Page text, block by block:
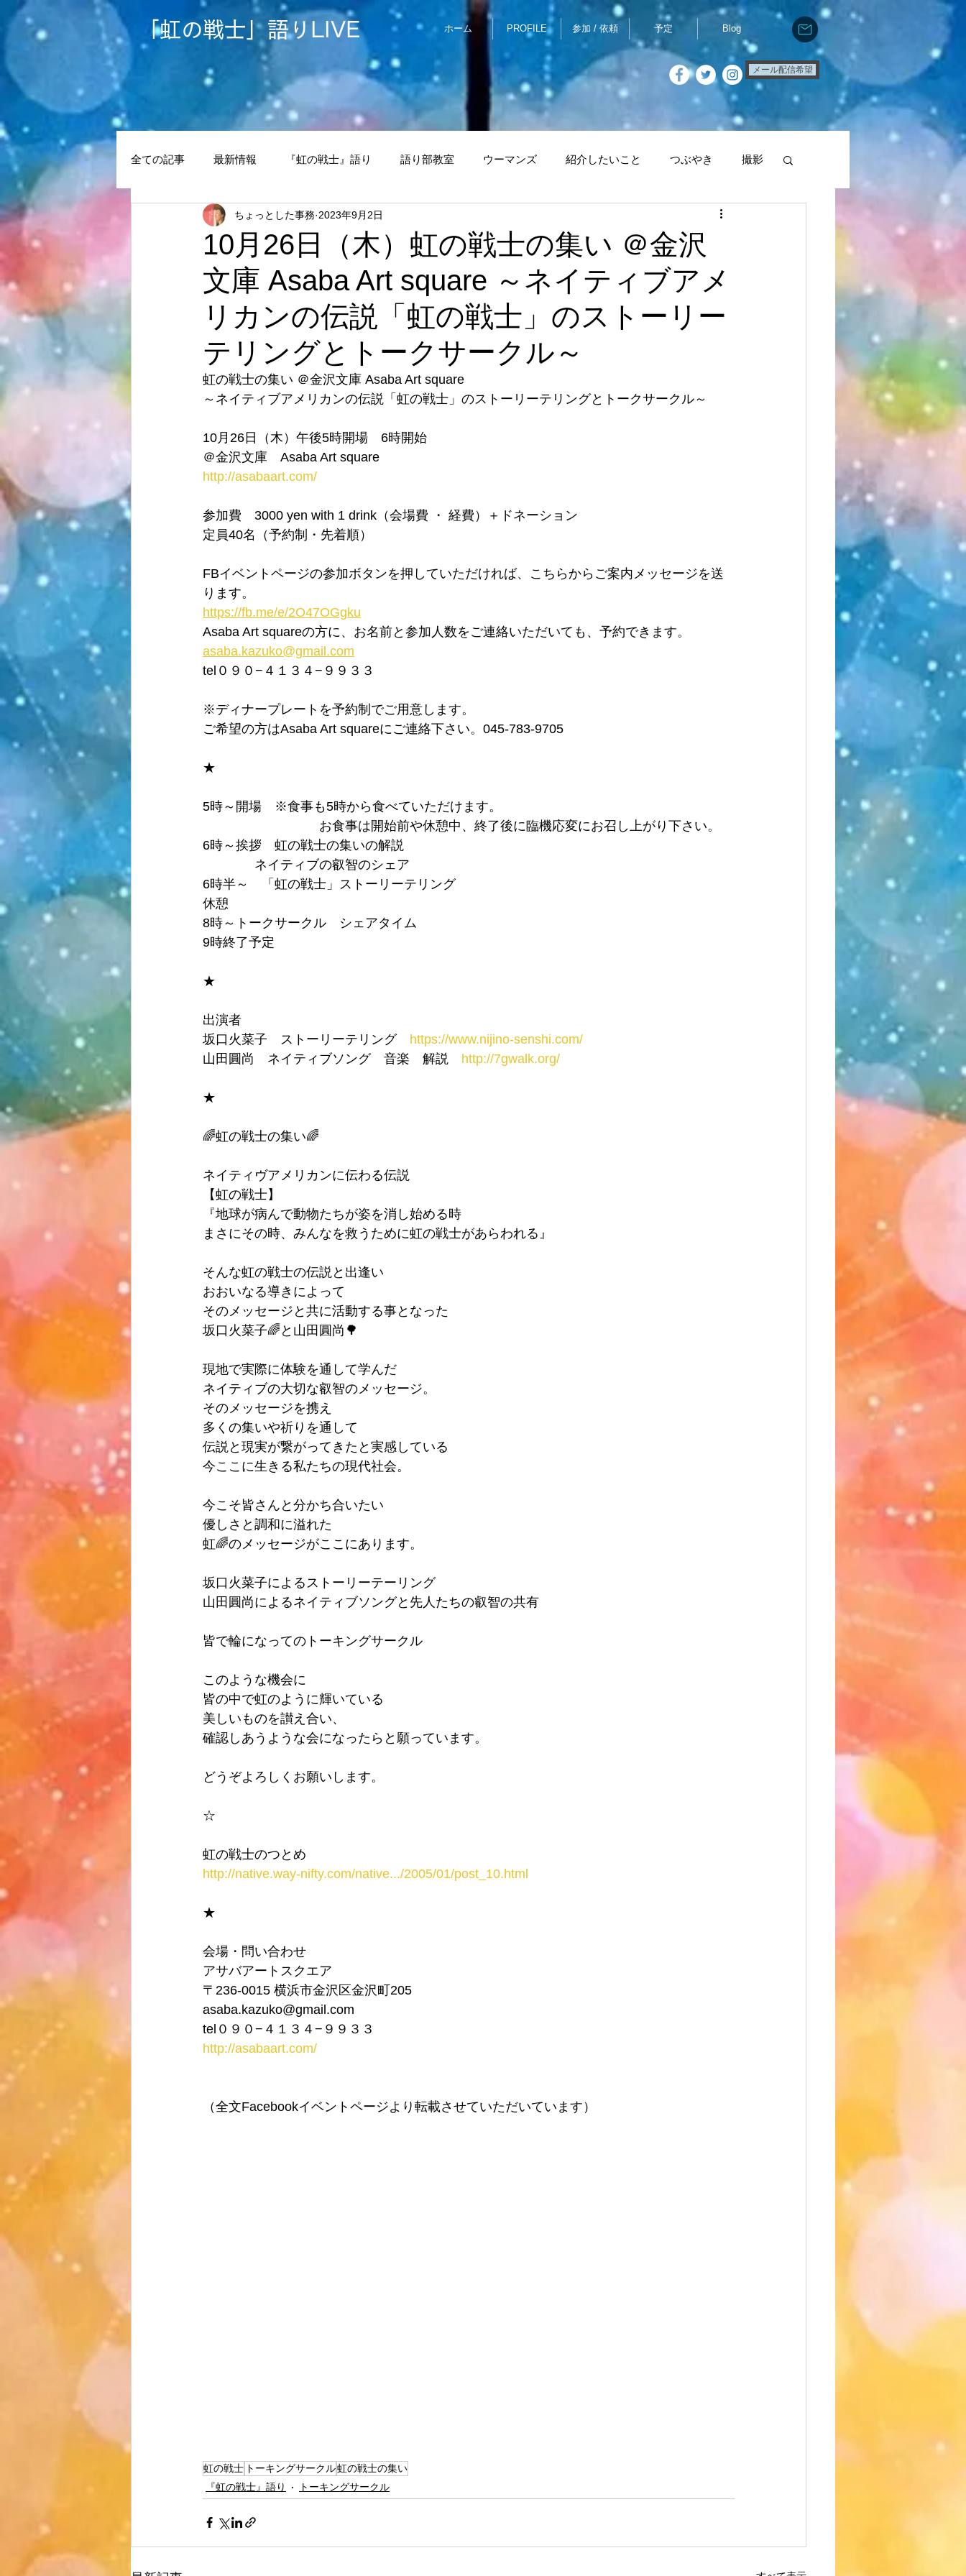
ホーム PROFILE 参加 / 依頼 予定 Blog
​「虹の戦士」語りLIVE
メール配信希望
全ての記事 最新情報 『虹の戦士』語り 語り部教室 ウーマンズ 紹介したいこと つぶやき 撮影
トーキングサークル ちょっとしたCAFE
虹の戦士の環 センソリーMove with Voice
10月26日（木）虹の戦士の集い ＠金沢
文庫 Asaba Art square ～ネイティブアメ
リカンの伝説「虹の戦士」のストーリー
テリングとトークサークル～
ちょっとした事務 2023年9月2日
虹の戦士の集い ＠金沢文庫 Asaba Art square
～ネイティブアメリカンの伝説「虹の戦士」のストーリーテリングとトークサークル～
10月26日（木）午後5時開場　6時開始
＠金沢文庫　Asaba Art square
http://asabaart.com/
参加費　3000 yen with 1 drink（会場費 ・ 経費）＋ドネーション
定員40名（予約制・先着順）
FBイベントページの参加ボタンを押していただければ、こちらからご案内メッセージを送
ります。
https://fb.me/e/2O47OGgku
Asaba Art squareの方に、お名前と参加人数をご連絡いただいても、予約できます。
asaba.kazuko@gmail.com
tel０９０−４１３４−９９３３
※ディナープレートを予約制でご用意します。
ご希望の方はAsaba Art squareにご連絡下さい。045-783-9705
★
5時～開場　※食事も5時から食べていただけます。
お食事は開始前や休憩中、終了後に臨機応変にお召し上がり下さい。
6時～挨拶　虹の戦士の集いの解説
ネイティブの叡智のシェア
6時半～　「虹の戦士」ストーリーテリング
休憩
8時～トークサークル　シェアタイム
9時終了予定
★
出演者
坂口火菜子　ストーリーテリング https://www.nijino-senshi.com/
山田圓尚　ネイティブソング　音楽　解説 http://7gwalk.org/
★
🌈虹の戦士の集い🌈
ネイティヴアメリカンに伝わる伝説
【虹の戦士】
『地球が病んで動物たちが姿を消し始める時
まさにその時、みんなを救うために虹の戦士があらわれる』
そんな虹の戦士の伝説と出逢い
おおいなる導きによって
そのメッセージと共に活動する事となった
坂口火菜子🌈と山田圓尚🌳
現地で実際に体験を通して学んだ
ネイティブの大切な叡智のメッセージ。
そのメッセージを携え
多くの集いや祈りを通して
伝説と現実が繋がってきたと実感している
今ここに生きる私たちの現代社会。
今こそ皆さんと分かち合いたい
優しさと調和に溢れた
虹🌈のメッセージがここにあります。
坂口火菜子によるストーリーテーリング
山田圓尚によるネイティブソングと先人たちの叡智の共有
皆で輪になってのトーキングサークル
このような機会に
皆の中で虹のように輝いている
美しいものを讃え合い、
確認しあうような会になったらと願っています。
どうぞよろしくお願いします。
☆
虹の戦士のつとめ
http://native.way-nifty.com/native.../2005/01/post_10.html
★
会場・問い合わせ
アサバアートスクエア
〒236-0015 横浜市金沢区金沢町205
asaba.kazuko@gmail.com
tel０９０−４１３４−９９３３
http://asabaart.com/
（全文Facebookイベントページより転載させていただいています）
虹の戦士 トーキングサークル虹の戦士の集い
『虹の戦士』語り
トーキングサークル